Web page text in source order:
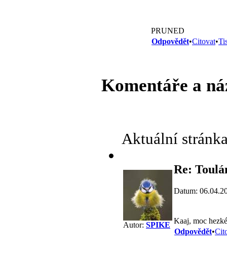
PRUNED
Odpovědět•Citovat•
Komentáře a
Aktuální
Autor: SPIKE
Re:
Datum:
Kaaj, moc
Odpovědět•